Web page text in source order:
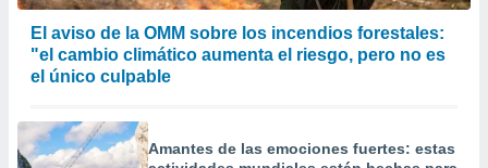
El aviso de la OMM sobre los incendios forestales:
"el cambio climático aumenta el riesgo, pero no es
el único culpable
Amantes de las emociones fuertes: estas